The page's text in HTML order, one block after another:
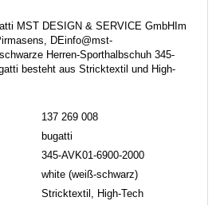
MST DESIGN & SERVICE GmbHIm
DEinfo@mst-
Herren-Sporthalbschuh 345-
besteht aus Stricktextil und High-
137 269 008
bugatti
345-AVK01-6900-2000
white (weiß-schwarz)
Stricktextil, High-Tech